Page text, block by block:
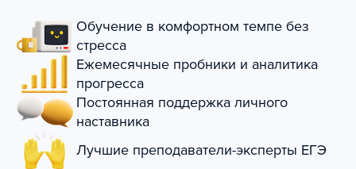
Обучение в комфортном темпе без
стресса
Ежемесячные пробники и аналитика
прогресса
Постоянная поддержка личного
наставника
Лучшие преподаватели-эксперты ЕГЭ